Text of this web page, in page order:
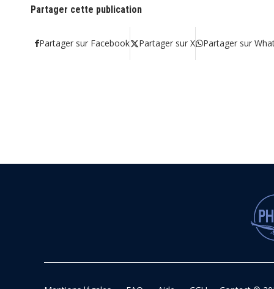
Partager cette publication
Partager sur Facebook Partager sur X Partager sur